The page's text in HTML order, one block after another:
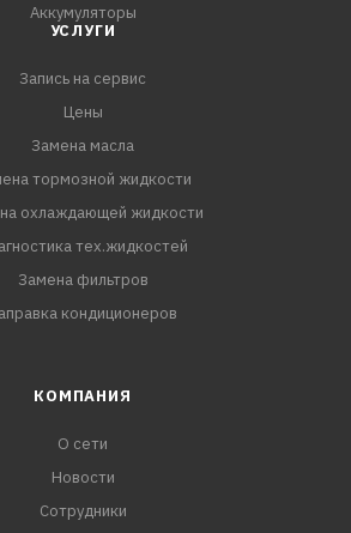
Аккумуляторы
УСЛУГИ
Запись на сервис
Цены
Замена масла
тормозной жидкости
охлаждающей жидкости
тех.жидкостей
Замена фильтров
кондиционеров
КОМПАНИЯ
О сети
Новости
Сотрудники